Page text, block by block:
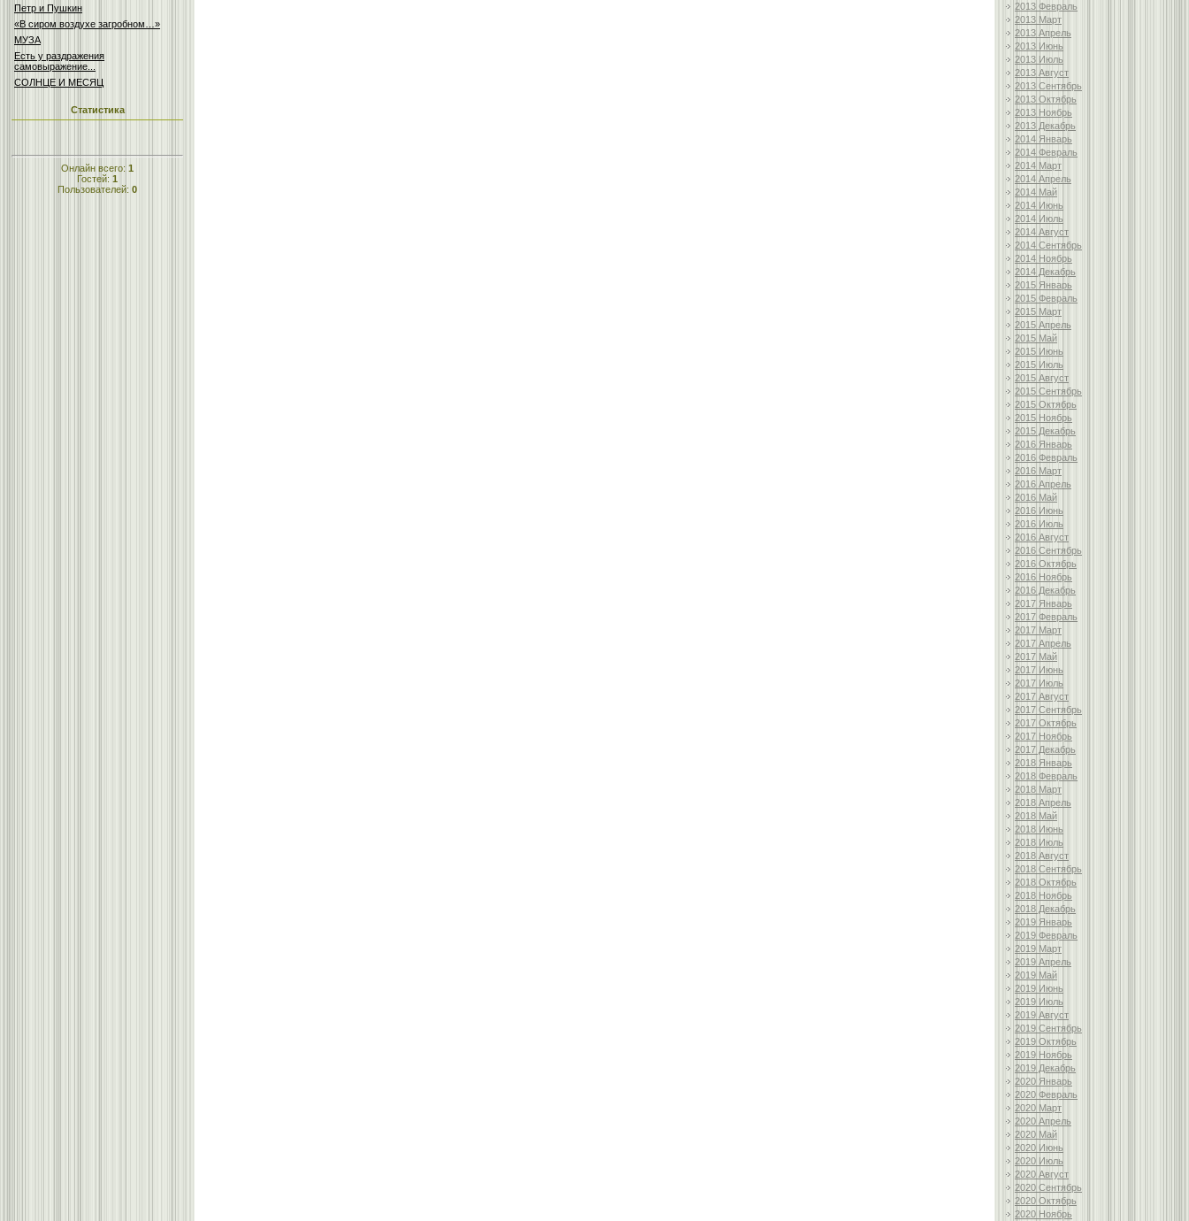
Петр и Пушкин
«В сиром воздухе загробном…»
МУЗА
Есть у раздражения
самовыражение...
СОЛНЦЕ И МЕСЯЦ
Статистика
Онлайн всего: 1
Гостей: 1
Пользователей: 0
2013 Февраль
2013 Март
2013 Апрель
2013 Июнь
2013 Июль
2013 Август
2013 Сентябрь
2013 Октябрь
2013 Ноябрь
2013 Декабрь
2014 Январь
2014 Февраль
2014 Март
2014 Апрель
2014 Май
2014 Июнь
2014 Июль
2014 Август
2014 Сентябрь
2014 Ноябрь
2014 Декабрь
2015 Январь
2015 Февраль
2015 Март
2015 Апрель
2015 Май
2015 Июнь
2015 Июль
2015 Август
2015 Сентябрь
2015 Октябрь
2015 Ноябрь
2015 Декабрь
2016 Январь
2016 Февраль
2016 Март
2016 Апрель
2016 Май
2016 Июнь
2016 Июль
2016 Август
2016 Сентябрь
2016 Октябрь
2016 Ноябрь
2016 Декабрь
2017 Январь
2017 Февраль
2017 Март
2017 Апрель
2017 Май
2017 Июнь
2017 Июль
2017 Август
2017 Сентябрь
2017 Октябрь
2017 Ноябрь
2017 Декабрь
2018 Январь
2018 Февраль
2018 Март
2018 Апрель
2018 Май
2018 Июнь
2018 Июль
2018 Август
2018 Сентябрь
2018 Октябрь
2018 Ноябрь
2018 Декабрь
2019 Январь
2019 Февраль
2019 Март
2019 Апрель
2019 Май
2019 Июнь
2019 Июль
2019 Август
2019 Сентябрь
2019 Октябрь
2019 Ноябрь
2019 Декабрь
2020 Январь
2020 Февраль
2020 Март
2020 Апрель
2020 Май
2020 Июнь
2020 Июль
2020 Август
2020 Сентябрь
2020 Октябрь
2020 Ноябрь